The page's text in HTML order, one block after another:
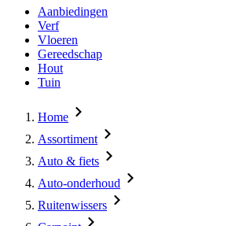
Aanbiedingen
Verf
Vloeren
Gereedschap
Hout
Tuin
Home
Assortiment
Auto & fiets
Auto-onderhoud
Ruitenwissers